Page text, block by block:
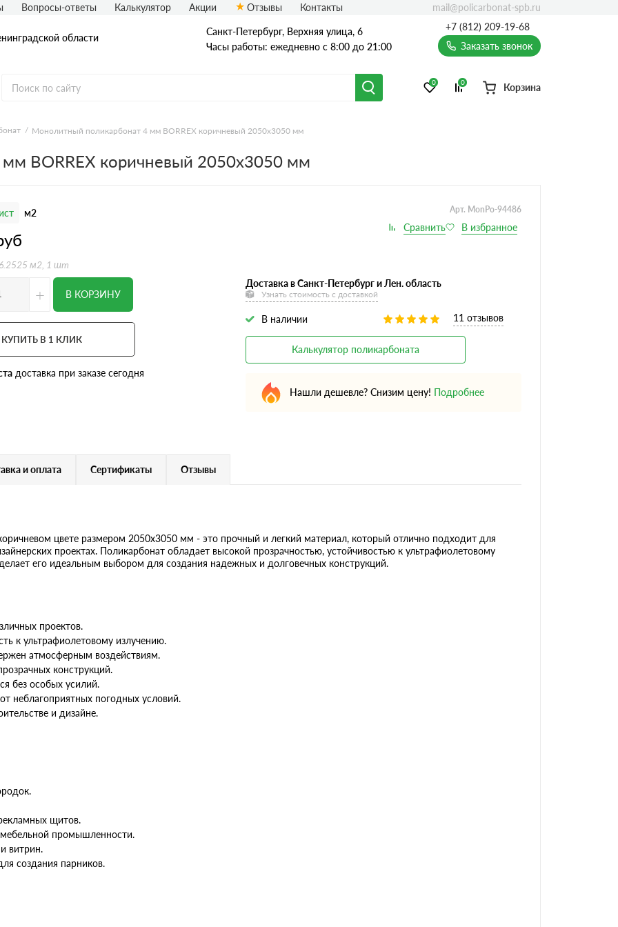
области
Санкт-Петербург, Верхняя улица, 6
Часы работы: ежедневно с 8:00 до 21:00
+7 (812) 209-19-68
Заказать звонок
0 0 Корзина
Вопросы-ответы Калькулятор Акции Отзывы Контакты mail@policarbonat-spb.ru
Монолитный поликарбонат 4 мм BORREX коричневый 2050х3050 мм
BORREX коричневый 2050х3050 мм
м2
6.2525 м2, 1 шт
Арт. MonPo-94486
+ В КОРЗИНУ
КУПИТЬ В 1 КЛИК
доставка при заказе сегодня
Доставка в Санкт-Петербург и Лен. область
Узнать стоимость с доставкой
В наличии 11 отзывов
Калькулятор поликарбоната
Нашли дешевле? Снизим цену! Подробнее
и оплата Сертификаты Отзывы
цвете размером 2050х3050 мм - это прочный и легкий материал, который отлично подходит для
проектах. Поликарбонат обладает высокой прозрачностью, устойчивостью к ультрафиолетовому
его идеальным выбором для создания надежных и долговечных конструкций.
проектов.
к ультрафиолетовому излучению.
атмосферным воздействиям.
конструкций.
без особых усилий.
неблагоприятных погодных условий.
и дизайне.
щитов.
промышленности.
витрин.
создания парников.